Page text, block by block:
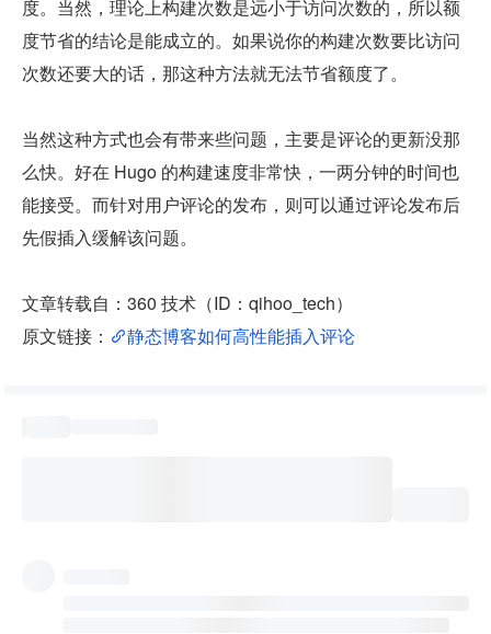
度。当然，理论上构建次数是远小于访问次数的，所以额
度节省的结论是能成立的。如果说你的构建次数要比访问
次数还要大的话，那这种方法就无法节省额度了。
当然这种方式也会有带来些问题，主要是评论的更新没那
么快。好在 Hugo 的构建速度非常快，一两分钟的时间也
能接受。而针对用户评论的发布，则可以通过评论发布后
先假插入缓解该问题。
文章转载自：360 技术（ID：qihoo_tech）
原文链接：
静态博客如何高性能插入评论